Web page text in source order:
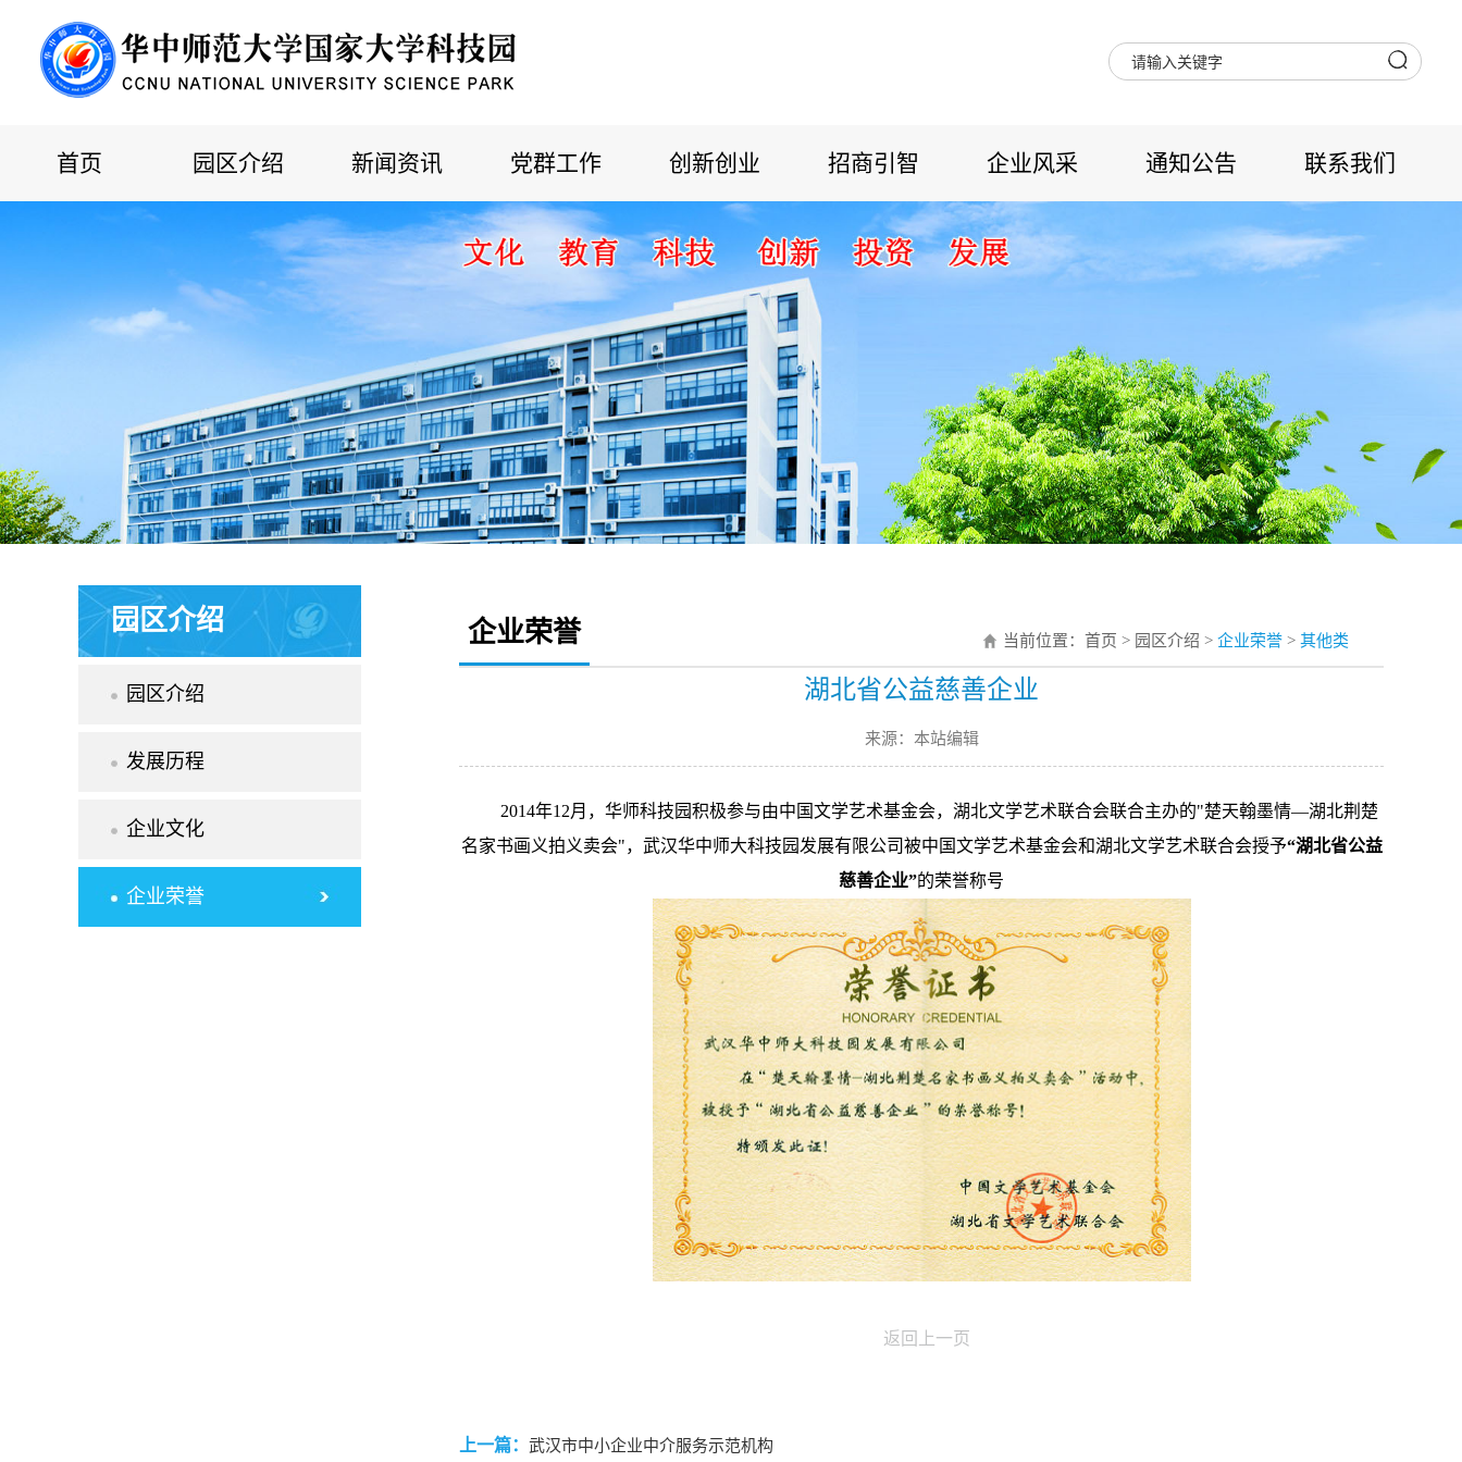
首页 园区介绍 新闻资讯 党群工作 创新创业 招商引智 企业风采 通知公告 联系我们
园区介绍
园区介绍
发展历程
企业文化
企业荣誉
企业荣誉 当前位置： 首页 > 园区介绍 > 企业荣誉 > 其他类
湖北省公益慈善企业
来源：本站编辑
2014年12月，华师科技园积极参与由中国文学艺术基金会，湖北文学艺术联合会联合主办的"楚天翰墨情—湖北荆楚
名家书画义拍义卖会"，武汉华中师大科技园发展有限公司被中国文学艺术基金会和湖北文学艺术联合会授予“湖北省公益
慈善企业”的荣誉称号
返回上一页
上一篇： 武汉市中小企业中介服务示范机构